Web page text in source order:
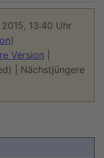
13:40 Uhr
)
Version
| Nächstjüngere